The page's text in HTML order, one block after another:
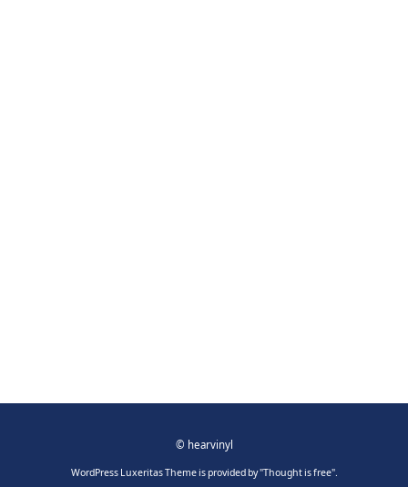
© hearvinyl
WordPress Luxeritas Theme is provided by "Thought is free".